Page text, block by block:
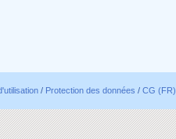
/ Protection des données / CG (FR)